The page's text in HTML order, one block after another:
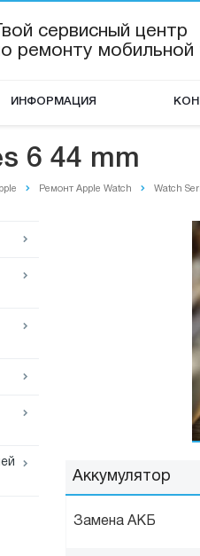
Твой сервисный центр
ремонту мобильной
ИНФОРМАЦИЯ
6 44 mm
Ремонт Apple Watch Watch
Аккумулятор
Замена АКБ